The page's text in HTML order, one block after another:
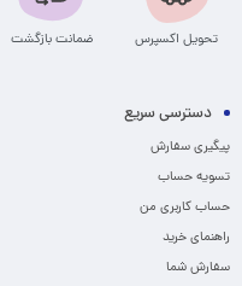
تحویل اکسپرس ضمانت بازگشت
دسترسی سریع
پیگیری سفارش
تسویه حساب
حساب کاربری من
راهنمای خرید
سفارش شما